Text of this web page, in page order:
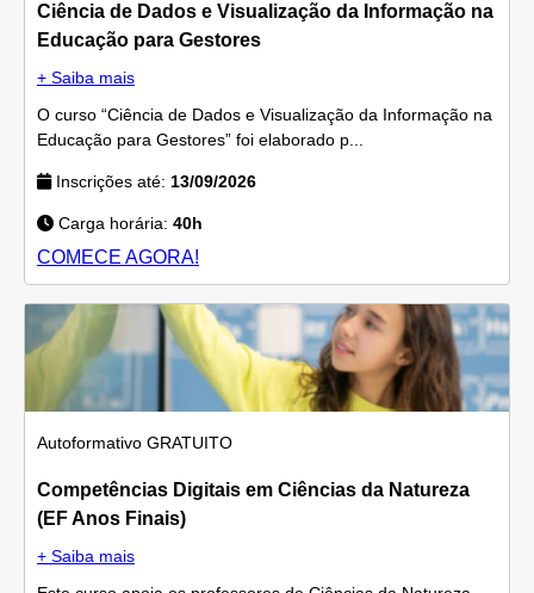
Ciência de Dados e Visualização da Informação na
Educação para Gestores
+ Saiba mais
O curso “Ciência de Dados e Visualização da Informação na
Educação para Gestores” foi elaborado p...
Inscrições até: 13/09/2026
Carga horária: 40h
COMECE AGORA!
Autoformativo GRATUITO
Competências Digitais em Ciências da Natureza
(EF Anos Finais)
+ Saiba mais